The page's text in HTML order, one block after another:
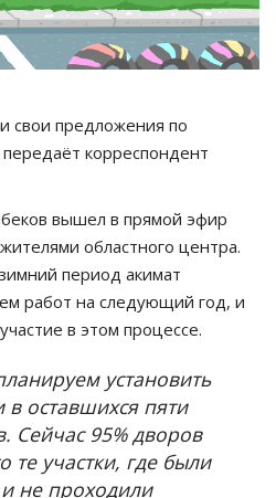
свои предложения по
корреспондент
вышел в прямой эфир
областного центра.
период акимат
работ на следующий год, и
в этом процессе.
установить
оставшихся пяти
Сейчас 95% дворов
те участки, где были
не проходили